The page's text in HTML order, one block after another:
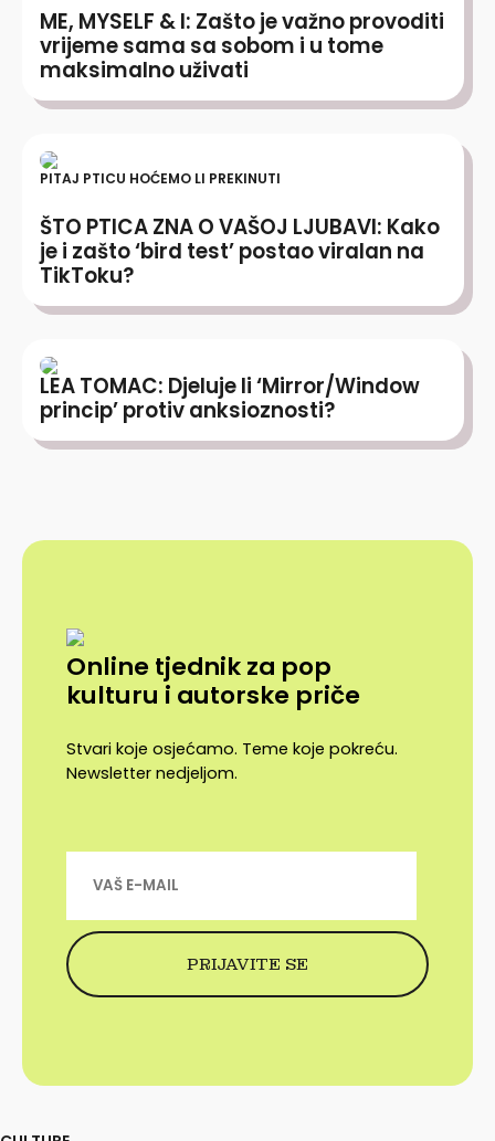
ME, MYSELF & I: Zašto je važno provoditi
vrijeme sama sa sobom i u tome
maksimalno uživati
PITAJ PTICU HOĆEMO LI PREKINUTI
ŠTO PTICA ZNA O VAŠOJ LJUBAVI: Kako
je i zašto ‘bird test’ postao viralan na
TikToku?
LEA TOMAC: Djeluje li ‘Mirror/Window
princip’ protiv anksioznosti?
Online tjednik za pop
kulturu i autorske priče
Stvari koje osjećamo. Teme koje pokreću.
Newsletter nedjeljom.